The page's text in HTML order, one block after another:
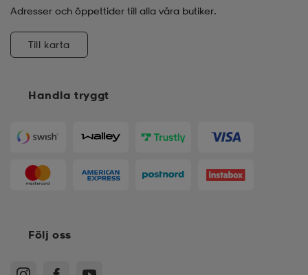
Handla tryggt
Adresser och öppettider till alla våra butiker.
Till karta
Följ oss